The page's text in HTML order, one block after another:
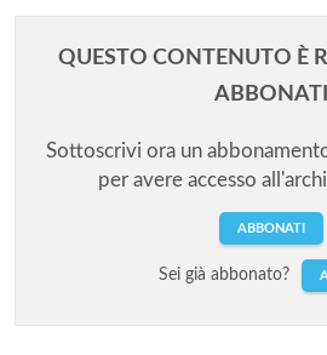
QUESTO CONTENUTO È
ABBONATI
Sottoscrivi ora un
per avere accesso
ABBONATI
Sei già abbonato?